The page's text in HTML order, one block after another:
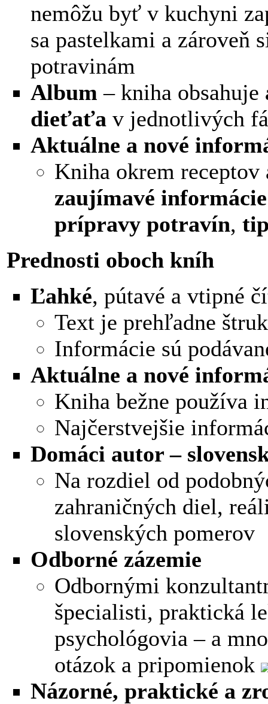
nemôžu byť v kuchyni
sa pastelkami a zároveň
potravinám
Album – kniha obsahuje
dieťaťa v jednotlivých
Aktuálne a nové
Kniha okrem receptov
zaujímavé informácie
prípravy potravín,
Prednosti oboch kníh
Ľahké, pútavé a vtipné
Text je prehľadne
Informácie sú
Aktuálne a nové
Kniha bežne používa
Najčerstvejšie
Domáci autor –
Na rozdiel od
zahraničných diel,
slovenských pomerov
Odborné zázemie
Odbornými
špecialisti, praktická
psychológovia – a
otázok a pripomienok
Názorné, praktické a